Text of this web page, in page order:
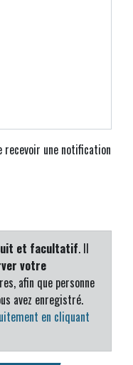
recevoir une notification
et facultatif. Il
votre
afin que personne
avez enregistré.
en cliquant